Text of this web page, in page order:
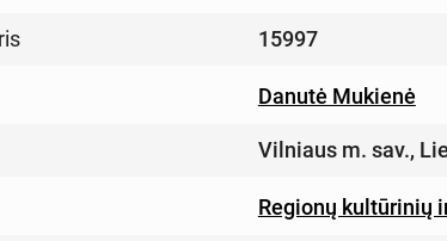
15997
Danutė Mukienė
Vilniaus m. sav.,
Regionų kultūrinių